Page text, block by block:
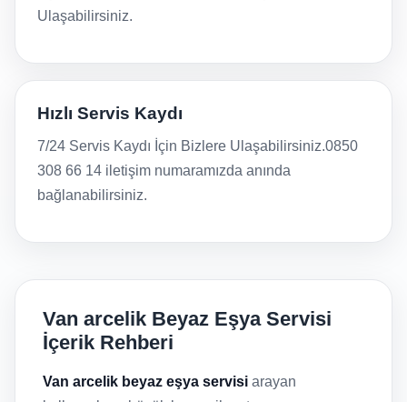
Ulaşabilirsiniz.
Hızlı Servis Kaydı
7/24 Servis Kaydı İçin Bizlere Ulaşabilirsiniz.0850
308 66 14 iletişim numaramızda anında
bağlanabilirsiniz.
Van arcelik Beyaz Eşya Servisi
İçerik Rehberi
Van arcelik beyaz eşya servisi arayan